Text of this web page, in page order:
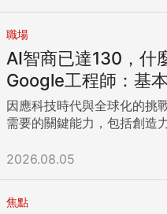
職場
AI智商已達130，什
Google工程師：基
因應科技時代與全球化的挑
需要的關鍵能力，包括創造
2026.08.05
焦點